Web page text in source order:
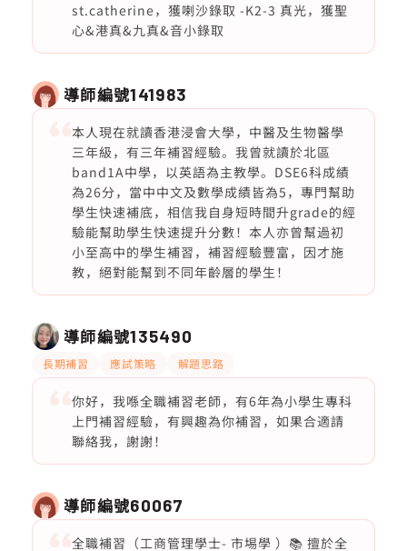
st.catherine，獲喇沙錄取 -K2-3 真光，獲聖
心&港真&九真&音小錄取
導師編號141983
本人現在就讀香港浸會大學，中醫及生物醫學
三年級，有三年補習經驗。我曾就讀於北區
band1A中學，以英語為主教學。DSE6科成績
為26分，當中中文及數學成績皆為5，專門幫助
學生快速補底，相信我自身短時間升grade的經
驗能幫助學生快速提升分數！本人亦曾幫過初
小至高中的學生補習，補習經驗豐富，因才施
教，絕對能幫到不同年齡層的學生！
導師編號135490
長期補習 應試策略 解題思路
你好，我喺全職補習老師，有6年為小學生專科
上門補習經驗，有興趣為你補習，如果合適請
聯絡我，謝謝！
導師編號60067
全職補習（工商管理學士- 市埸學 ）📚 擅於全